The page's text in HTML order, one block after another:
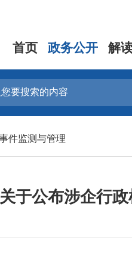
首页 政务公开 解
件监测与管理
于公布涉企行